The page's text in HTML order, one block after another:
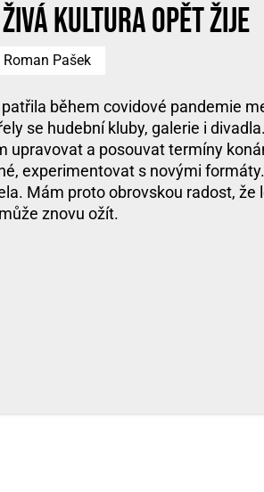
Živá kultura opět žije
Roman Pašek
během covidové pandemie
se hudební kluby, galerie i
upravovat a posouvat termíny
experimentovat s novými
Mám proto obrovskou radost, že
znovu ožít.